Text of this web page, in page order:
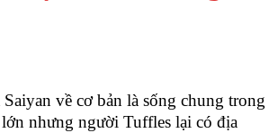
về cơ bản là sống chung trong
nhưng người Tuffles lại có địa